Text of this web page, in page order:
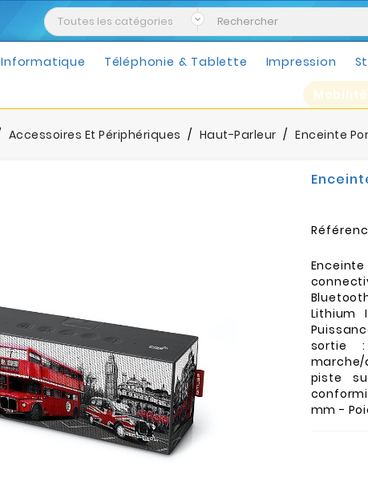
Informatique Téléphonie & Tablette Impression
Accessoires Et Périphériques Haut-Parleur Enceinte
Lithium
sortie
marche/
piste
mm -